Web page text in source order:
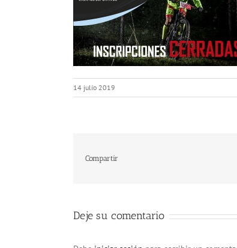
14 julio 2019
Compartir
Deje su comentario